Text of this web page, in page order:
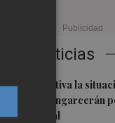
Noticias
activa la
Sierra Engarcerán
forestal